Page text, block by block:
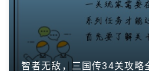
智者无敌，三国传34关攻略